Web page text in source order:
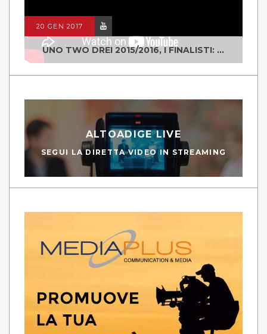
20 GEN 2017
UNO TWO DREI 2015/2016, I FINALISTI: CLASSE IV ALS ISTITUTO "DEGASPERI" BORGO VALSUGANA
ALTOADIGE LIVE
SEGUI LA DIRETTA VIDEO IN STREAMING